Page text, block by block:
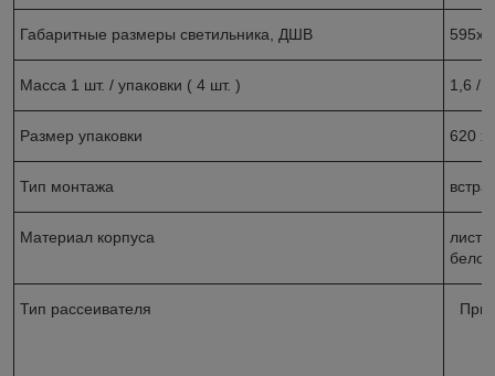
Габаритные размеры светильника, ДШВ
Масса 1 шт. / упаковки ( 4 шт. ) 1,6 / 7
Размер упаковки 620 х
Тип монтажа
Материал корпуса
Тип рассеивателя